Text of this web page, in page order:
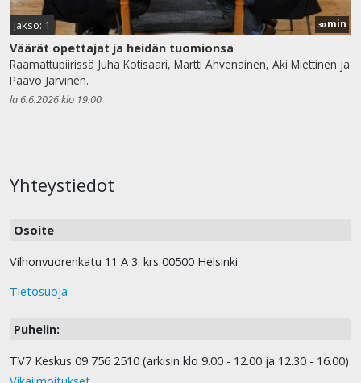
Jakso: 1 30 min
Väärät opettajat ja heidän tuomionsa
Raamattupiirissä Juha Kotisaari, Martti Ahvenainen, Aki Miettinen ja
Paavo Järvinen.
la 6.6.2026 klo 19.00
Yhteystiedot
Osoite
Vilhonvuorenkatu 11 A 3. krs 00500 Helsinki
Tietosuoja
Puhelin:
TV7 Keskus 09 756 2510 (arkisin klo 9.00 - 12.00 ja 12.30 - 16.00)